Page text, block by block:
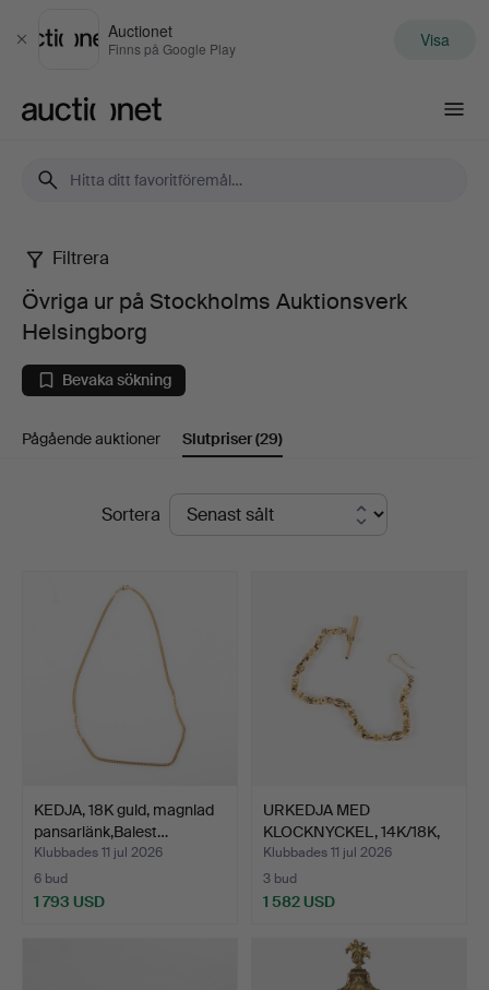
Stäng
Auctionet
Finns på Google Play Visa
Övriga
ur
på
Stockholms
Helsingborg
Filtrera
Övriga ur på Stockholms Auktionsverk
Helsingborg
Bevaka sökning
Pågående auktioner Slutpriser(29)
SlutpriserSortera
KEDJA, 18K guld, magnlad
pansarlänk,Balest…
Klubbades 11 jul 2026
6 bud
1 793 USD
URKEDJA MED
KLOCKNYCKEL, 14K/18K,
1800-tal.
Klubbades 11 jul 2026
3 bud
1 582 USD